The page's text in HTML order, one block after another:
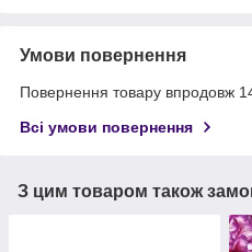
Умови повернення
Повернення товару впродовж
Всі умови повернення
З цим товаром також